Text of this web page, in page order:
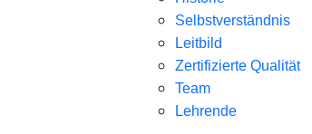
Selbstverständnis
Leitbild
Zertifizierte Qualität
Team
Lehrende